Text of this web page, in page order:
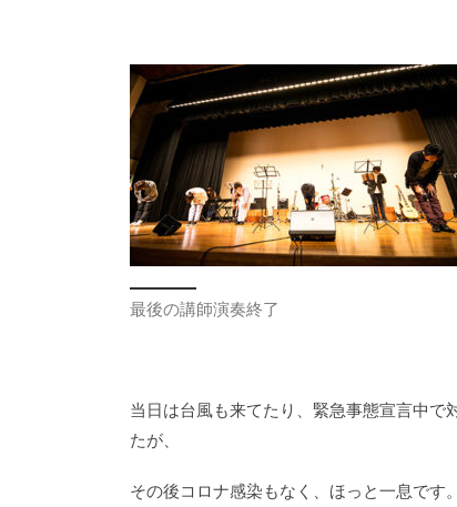
最後の講師演奏終了
当日は台風も来てたり、緊急事態宣言中で
たが、
その後コロナ感染もなく、ほっと一息です。